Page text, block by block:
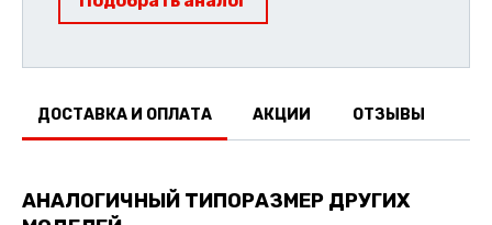
ДОСТАВКА И ОПЛАТА АКЦИИ ОТЗЫВЫ
АНАЛОГИЧНЫЙ ТИПОРАЗМЕР ДРУГИХ